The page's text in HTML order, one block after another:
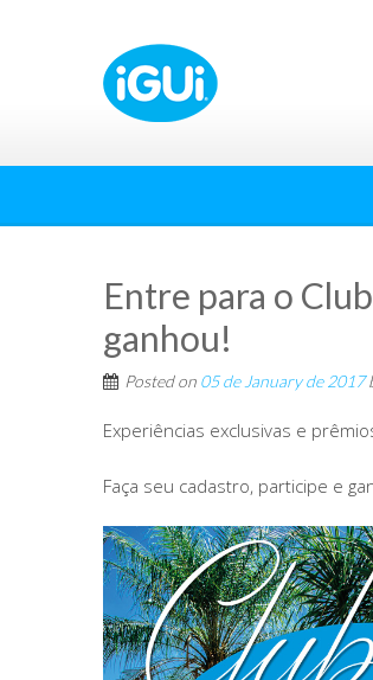
Entre para o
ganhou!
Posted on 05 de January de 2017
Experiências exclusivas e
Faça seu cadastro, participe e